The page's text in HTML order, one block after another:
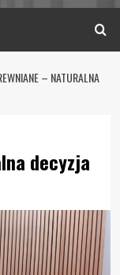
– NATURALNA
decyzja